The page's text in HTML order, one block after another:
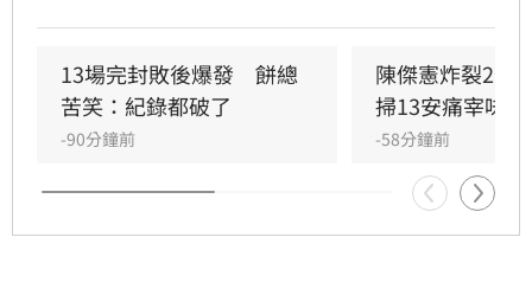
13場完封敗後爆發　餅總
苦笑：紀錄都破了
-90分鐘前
陳傑憲炸裂2分
掃13安痛宰味全
-58分鐘前